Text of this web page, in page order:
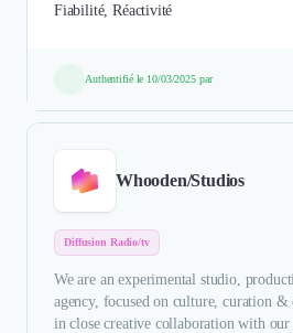
Fiabilité, Réactivité
Authentifié le 10/03/2025 par
Whooden/Studios
Diffusion Radio/tv
We are an experimental studio,
agency, focused on culture, curation
in close creative collaboration with our